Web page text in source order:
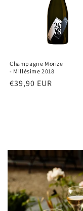
Champagne Morize
- Millésime 2018
Normaler
€39,90 EUR